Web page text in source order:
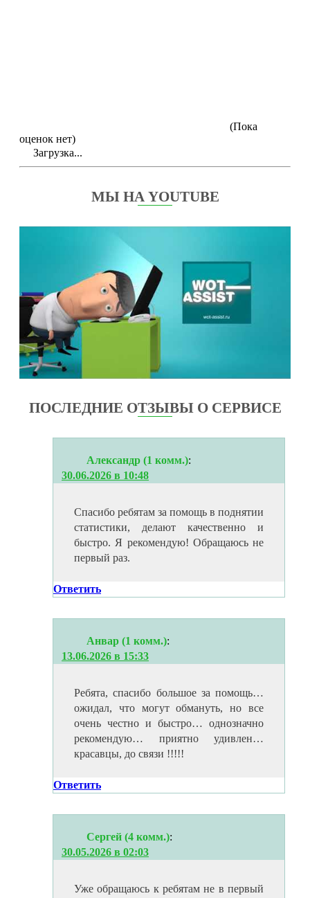
(Пока
оценок нет)
Загрузка...
МЫ НА YOUTUBE
ПОСЛЕДНИЕ ОТЗЫВЫ О СЕРВИСЕ
Александр (1 комм.):
30.06.2026 в 10:48
Спасибо ребятам за помощь в поднятии
статистики, делают качественно и
быстро. Я рекомендую! Обращаюсь не
первый раз.
Ответить
Анвар (1 комм.):
13.06.2026 в 15:33
Ребята, спасибо большое за помощь…
ожидал, что могут обмануть, но все
очень честно и быстро… однозначно
рекомендую… приятно удивлен…
красавцы, до связи !!!!!
Ответить
Сергей (4 комм.):
30.05.2026 в 02:03
Уже обращаюсь к ребятам не в первый